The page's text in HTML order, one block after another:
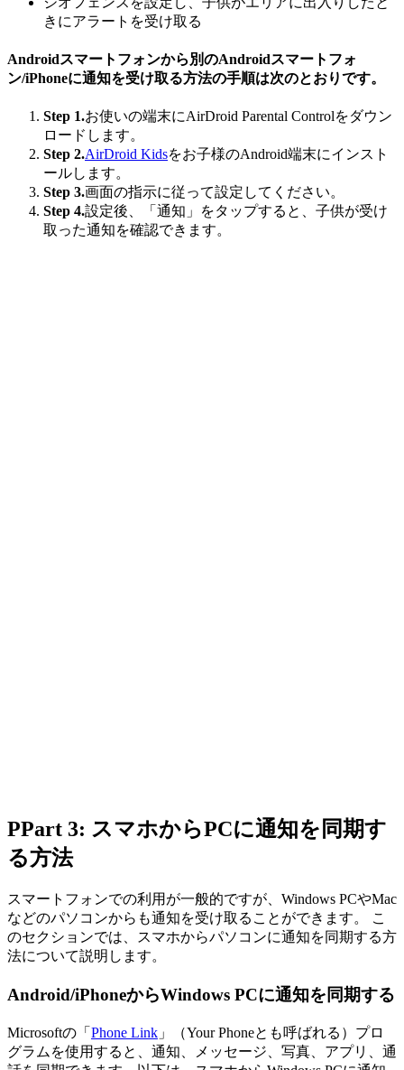
きにアラートを受け取る
Androidスマートフォンから別のAndroidスマートフォ
ン/iPhoneに通知を受け取る方法の手順は次のとおりです。
Step 1.お使いの端末にAirDroid Parental Controlをダウン
ロードします。
Step 2.AirDroid Kidsをお子様のAndroid端末にインスト
ールします。
Step 3.画面の指示に従って設定してください。
Step 4.設定後、「通知」をタップすると、子供が受け
取った通知を確認できます。
PPart 3: スマホからPCに通知を同期す
る方法
スマートフォンでの利用が一般的ですが、Windows PCやMac
などのパソコンからも通知を受け取ることができます。 こ
のセクションでは、スマホからパソコンに通知を同期する方
法について説明します。
Android/iPhoneからWindows PCに通知を同期する
Microsoftの「 Phone Link 」（Your Phoneとも呼ばれる）プロ
グラムを使用すると、通知、メッセージ、写真、アプリ、通